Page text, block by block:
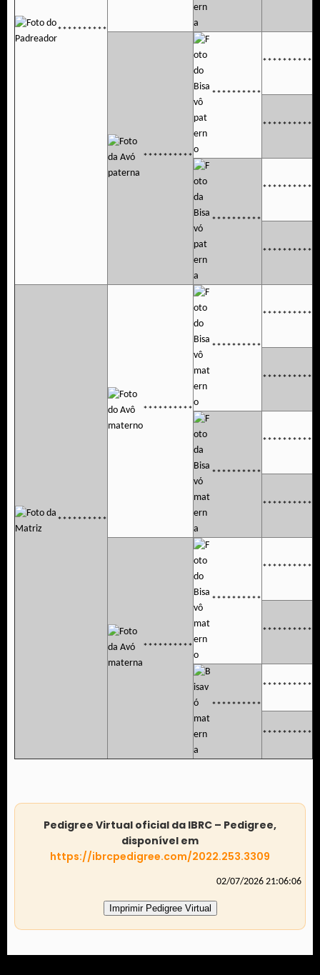
**********
**********
**********
**********
**********
**********
**********
**********
**********
**********
**********
**********
**********
**********
**********
**********
**********
**********
**********
**********
**********
**********
**********
Pedigree Virtual oficial da IBRC – Pedigree,
disponível em
https://ibrcpedigree.com/2022.253.3309
02/07/2026 21:06:06
Imprimir Pedigree Virtual